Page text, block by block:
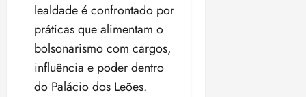
lealdade é confrontado por
práticas que alimentam o
bolsonarismo com cargos,
influência e poder dentro
do Palácio dos Leões.